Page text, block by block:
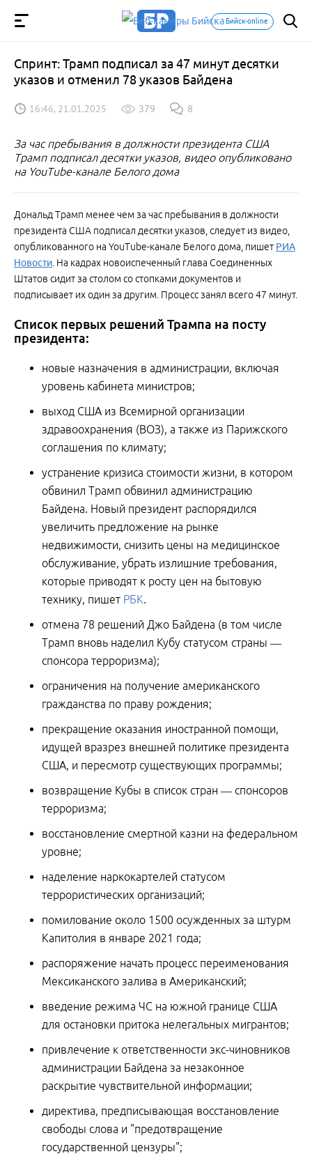
Бийск-online
Спринт: Трамп подписал за 47 минут десятки
указов и отменил 78 указов Байдена
16:46, 21.01.2025 379 8
За час пребывания в должности президента США
Трамп подписал десятки указов, видео опубликовано
на YouTube-канале Белого дома
Дональд Трамп менее чем за час пребывания в должности
президента США подписал десятки указов, следует из видео,
опубликованного на YouTube-канале Белого дома, пишет РИА
Новости . На кадрах новоиспеченный глава Соединенных
Штатов сидит за столом со стопками документов и
подписывает их один за другим. Процесс занял всего 47 минут.
Список первых решений Трампа на посту
президента:
новые назначения в администрации, включая
уровень кабинета министров;
выход США из Всемирной организации
здравоохранения (ВОЗ), а также из Парижского
соглашения по климату;
устранение кризиса стоимости жизни, в котором
обвинил Трамп обвинил администрацию
Байдена. Новый президент распорядился
увеличить предложение на рынке
недвижимости, снизить цены на медицинское
обслуживание, убрать излишние требования,
которые приводят к росту цен на бытовую
технику, пишет РБК.
отмена 78 решений Джо Байдена (в том числе
Трамп вновь наделил Кубу статусом страны —
спонсора терроризма);
ограничения на получение американского
гражданства по праву рождения;
прекращение оказания иностранной помощи,
идущей вразрез внешней политике президента
США, и пересмотр существующих программы;
возвращение Кубы в список стран — спонсоров
терроризма;
восстановление смертной казни на федеральном
уровне;
наделение наркокартелей статусом
террористических организаций;
помилование около 1500 осужденных за штурм
Капитолия в январе 2021 года;
распоряжение начать процесс переименования
Мексиканского залива в Американский;
введение режима ЧС на южной границе США
для остановки притока нелегальных мигрантов;
привлечение к ответственности экс-чиновников
администрации Байдена за незаконное
раскрытие чувствительной информации;
директива, предписывающая восстановление
свободы слова и "предотвращение
государственной цензуры";